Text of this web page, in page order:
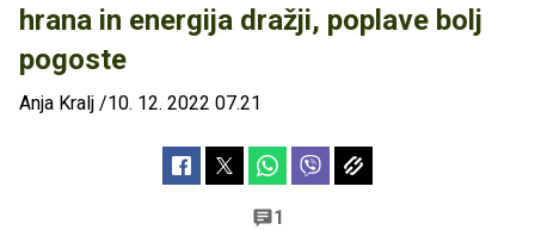
hrana in energija dražji, poplave bolj
pogoste
Anja Kralj /10. 12. 2022 07.21
1